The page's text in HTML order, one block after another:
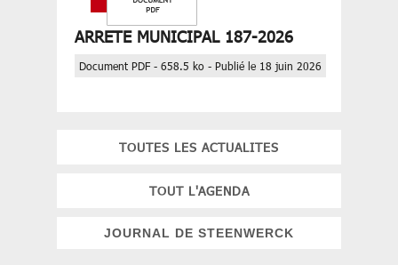
ARRETE MUNICIPAL 187-2026
Document PDF - 658.5 ko - Publié le 18 juin 2026
TOUTES LES ACTUALITES
TOUT L'AGENDA
JOURNAL DE STEENWERCK